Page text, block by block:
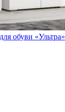
обуви «Ультра»